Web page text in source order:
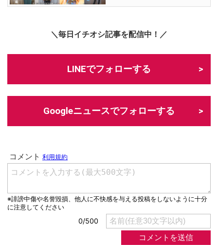
＼毎日イチオシ記事を配信中！／
LINEでフォローする
Googleニュースでフォローする